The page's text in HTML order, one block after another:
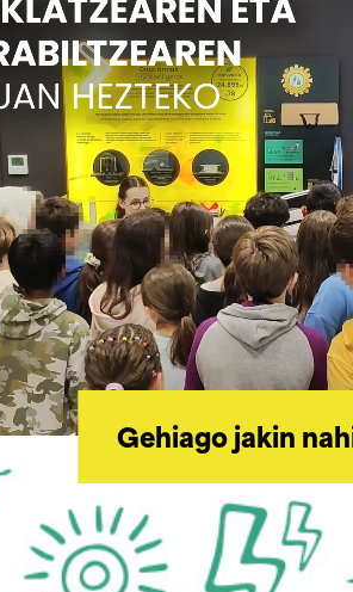
Gehiago jakin